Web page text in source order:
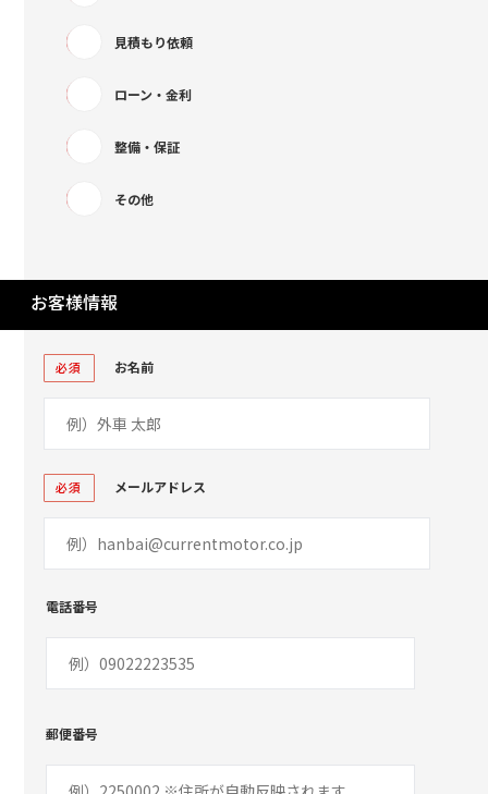
見積もり依頼
ローン・金利
整備・保証
その他
お客様情報
必須 お名前
必須 メールアドレス
電話番号
郵便番号